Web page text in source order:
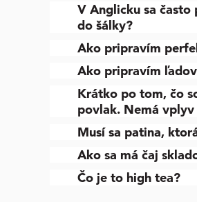
V Anglicku sa často
do šálky?
Ako pripravím
Ako pripravím
Krátko po tom, čo
povlak. Nemá vplyv
Musí sa patina,
Ako sa má čaj
Čo je to high tea?